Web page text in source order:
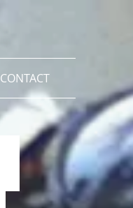
CONTACT